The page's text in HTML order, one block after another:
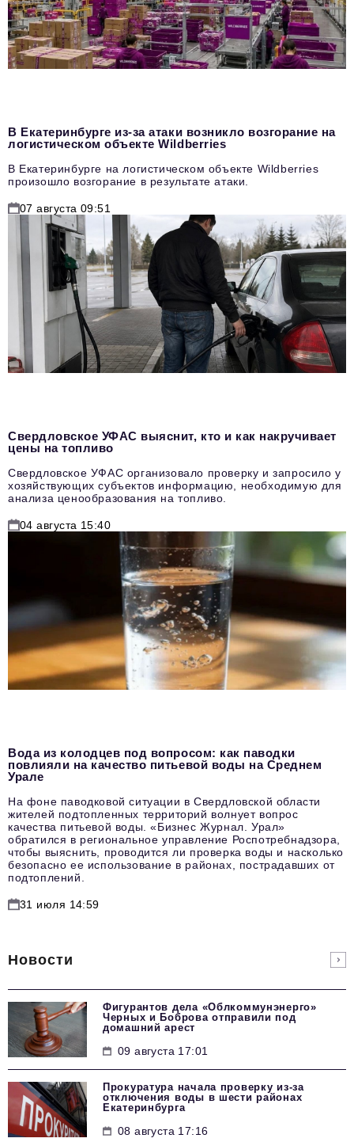
В Екатеринбурге из-за атаки возникло возгорание на
логистическом объекте Wildberries
В Екатеринбурге на логистическом объекте Wildberries
произошло возгорание в результате атаки.
07 августа 09:51
Свердловское УФАС выяснит, кто и как накручивает
цены на топливо
Свердловское УФАС организовало проверку и запросило у
хозяйствующих субъектов информацию, необходимую для
анализа ценообразования на топливо.
04 августа 15:40
Вода из колодцев под вопросом: как паводки
повлияли на качество питьевой воды на Среднем
Урале
На фоне паводковой ситуации в Свердловской области
жителей подтопленных территорий волнует вопрос
качества питьевой воды. «Бизнес Журнал. Урал»
обратился в региональное управление Роспотребнадзора,
чтобы выяснить, проводится ли проверка воды и насколько
безопасно ее использование в районах, пострадавших от
подтоплений.
31 июля 14:59
Новости
Фигурантов дела «Облкоммунэнерго»
Черных и Боброва отправили под
домашний арест
09 августа 17:01
Прокуратура начала проверку из-за
отключения воды в шести районах
Екатеринбурга
08 августа 17:16